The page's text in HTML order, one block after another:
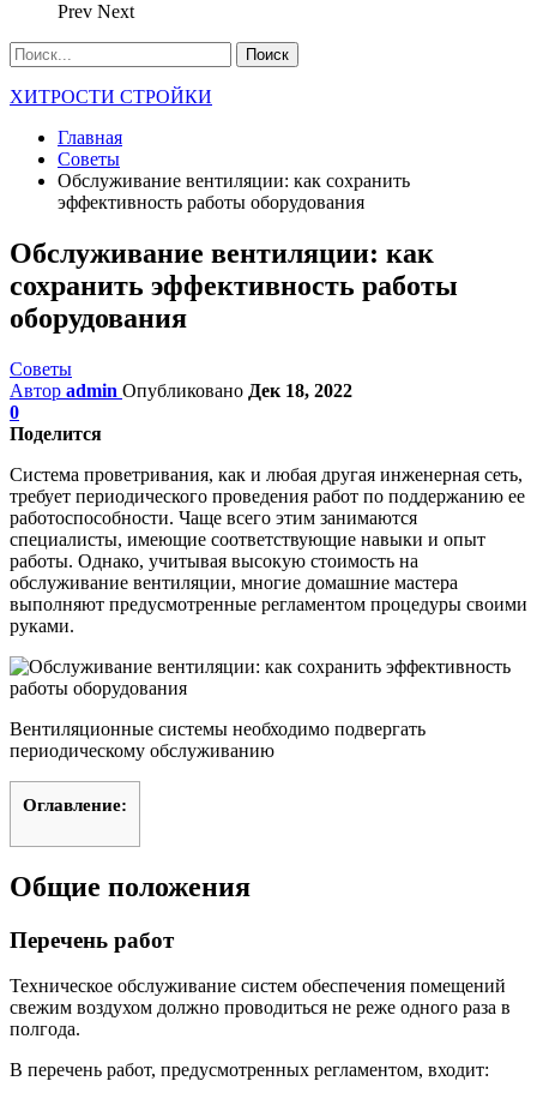
Prev Next
ХИТРОСТИ СТРОЙКИ
Главная
Советы
Обслуживание вентиляции: как сохранить
эффективность работы оборудования
Обслуживание вентиляции: как
сохранить эффективность работы
оборудования
Советы
Автор admin Опубликовано Дек 18, 2022
0
Поделится
Система проветривания, как и любая другая инженерная сеть,
требует периодического проведения работ по поддержанию ее
работоспособности. Чаще всего этим занимаются
специалисты, имеющие соответствующие навыки и опыт
работы. Однако, учитывая высокую стоимость на
обслуживание вентиляции, многие домашние мастера
выполняют предусмотренные регламентом процедуры своими
руками.
Вентиляционные системы необходимо подвергать
периодическому обслуживанию
Оглавление:
Общие положения
Перечень работ
Техническое обслуживание систем обеспечения помещений
свежим воздухом должно проводиться не реже одного раза в
полгода.
В перечень работ, предусмотренных регламентом, входит: